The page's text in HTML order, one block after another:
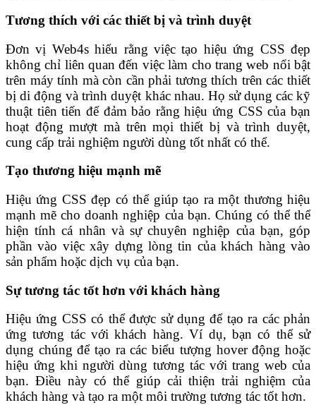
Tương thích với các thiết bị và trình duyệt
Đơn vị Web4s hiểu rằng việc tạo hiệu ứng CSS đẹp
không chỉ liên quan đến việc làm cho trang web nổi bật
trên máy tính mà còn cần phải tương thích trên các thiết
bị di động và trình duyệt khác nhau. Họ sử dụng các kỹ
thuật tiên tiến để đảm bảo rằng hiệu ứng CSS của bạn
hoạt động mượt mà trên mọi thiết bị và trình duyệt,
cung cấp trải nghiệm người dùng tốt nhất có thể.
Tạo thương hiệu mạnh mẽ
Hiệu ứng CSS đẹp có thể giúp tạo ra một thương hiệu
mạnh mẽ cho doanh nghiệp của bạn. Chúng có thể thể
hiện tính cá nhân và sự chuyên nghiệp của bạn, góp
phần vào việc xây dựng lòng tin của khách hàng vào
sản phẩm hoặc dịch vụ của bạn.
Sự tương tác tốt hơn với khách hàng
Hiệu ứng CSS có thể được sử dụng để tạo ra các phản
ứng tương tác với khách hàng. Ví dụ, bạn có thể sử
dụng chúng để tạo ra các biểu tượng hover động hoặc
hiệu ứng khi người dùng tương tác với trang web của
bạn. Điều này có thể giúp cải thiện trải nghiệm của
khách hàng và tạo ra một môi trường tương tác tốt hơn.